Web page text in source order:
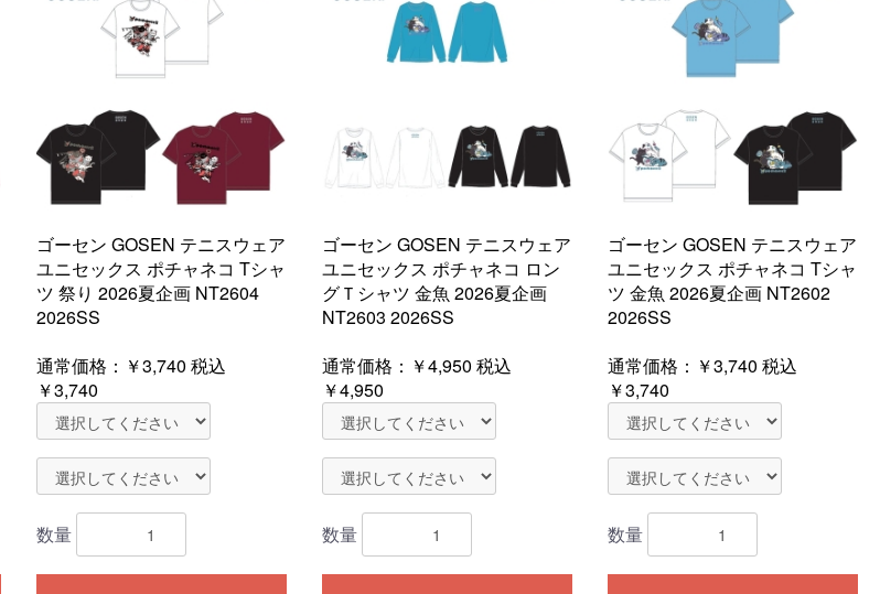
ゴーセン GOSEN テニスウェア
ユニセックス ポチャネコ Tシャ
ツ 祭り 2026夏企画 NT2604
2026SS
通常価格： ￥3,740 税込
￥3,740
数量
ゴーセン GOSEN テニスウェア
ユニセックス ポチャネコ ロン
グＴシャツ 金魚 2026夏企画
NT2603 2026SS
通常価格： ￥4,950 税込
￥4,950
数量
ゴーセン GOSEN テニスウェア
ユニセックス ポチャネコ Tシャ
ツ 金魚 2026夏企画 NT2602
2026SS
通常価格： ￥3,740 税込
￥3,740
数量